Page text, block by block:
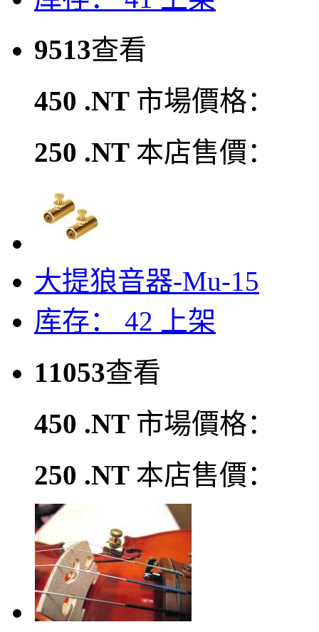
9513查看
450 .NT 市場價格：
250 .NT 本店售價：
大提狼音器-Mu-15
库存： 42
上架
11053查看
450 .NT 市場價格：
250 .NT 本店售價：